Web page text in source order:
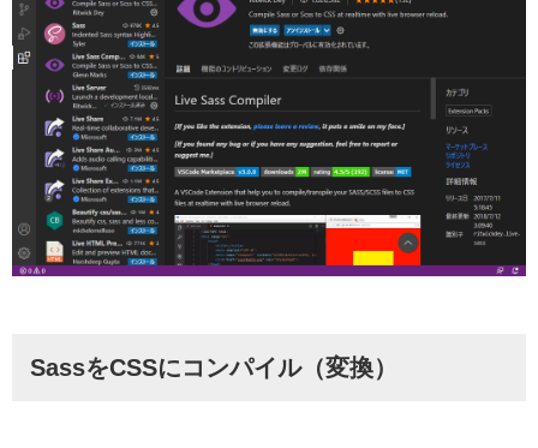
SassをCSSにコンパイル（変換）